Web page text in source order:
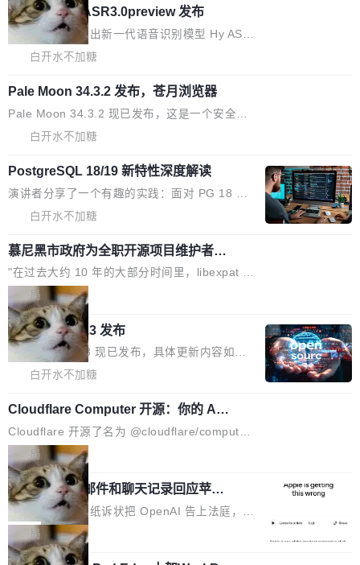
理解大规模代码仓时面临显著"代码仓理解"瓶
颈。 代码仓深度理解服务（以下简称" CodeBas
e深度理解服务"）是华为云码道（CodeA...
数据。2024年9月3日下午4点，他使用此前登录
的账号密码进入A集群，输入了一条被程序员圈
称为"删库跑路"的命令——最高管理员权限、无
发现异常并中止进程时，89TB数据已经没了。
删掉的是AI游戏部门的全部开发文件，包括公司
oE 架构的大模型，好用到让人上瘾，但 GPU 显
存永远不够用。 Cloudflare 的 Workers AI 团队
一直在跑这些模型的推理。他们在官方博客上发
PU 上跑得更省、更快的技术手段——KV cache
量化、模型权重压缩、以及共享 KV cache 的完
存 KV cache 是推理时最吃显...
腾讯混元 Hy ASR3.0preview 发布
腾讯混元正式推出新一代语音识别模型 Hy ASR
3.0preview。基于最新一代大语言模型 Hy3 的
度语义理解能力，实现了语音识别能力的全面升
级。 根据介绍，Hy ASR3.0preview 目标在于：
让语音识别不再只是听清，而是真正听懂。通过
到你。从“逐字转写、单点优化”演进为“理解语
境、兼容场景、一键直出”。 Hy ASR 3.0 previe
源评测集中，Hy ASR 3.0 preview 在多语种的
WER（...
白开水不加糖
Pale Moon 34.3.2 发布，苍月浏览器
Pale Moon 34.3.2 现已发布，这是一个安全更
新和少量网页兼容性修复版本。 Changes/fixe
函数添加了多项边界检查，以避免潜在的越界访
问、下溢和溢出。（DiD） 修复了加载和解析内
容提供的字体时出现的几个问题 为避免音频加
对音频采样频率设定了下限 采样率低于 8kHz
（通常被认为是 "telephone"/"walkie-talkie" 音
质的最低采样率）的音频格式将被拒绝 修复了 C
SS 圆角虚线样式中可能存在的问题 如果表单中
的图像元素不在同一个子树中，则它们将不再关
联 加...
白开水不加糖
PostgreSQL 18/19 新特性深度解读
演讲者分享了一个有趣的实践：面对 PG 18 已
发布的 Release Notes，他利用 AI 工具（如 Co
让模型总结出三十余条潜在特性，再逐条要求生
成详细解释和代码校验，最终筛选出对用户体感
最强的若干项。对于尚未正式发版的 PG 19，则
通过拉取过去一年内（从 PG 18 Beta1 时间点
至今）的所有 commit，同样交由 AI 分析提炼。
经过人工复核，准确度令人满意。这一方法也为
社区爱好者提供了高效跟踪新版本的思路。
白开水不加糖
慕尼黑市政府为全职开源项目维护者提
供资助
"在过去大约 10 年的大部分时间里，libexpat 的
维护工作一直与我的日常工作、家务、社交生活
和休闲娱乐竞争时间。" 这是 libexpat 维护者 S
ebastian Pipping 写在博客里的话。8 月 4 日，
他宣布了一个新消息：从 2026 年 8 月 1 日起，
他可以全职维护 libexpat 了，最长 6 个月。发
编写的流式 XML 解析器，MIT 许可证。和 libx
ml2 一样，它是世界上使用最广泛的 XML 解析
库之一。你的操作系统、浏览器、无数的基础设
施软件，很可能都在用它。而过去十年，维护它
的人一直在用业余...
局
Firefox 153.0.3 发布
Firefox 153.0.3 现已发布，具体更新内容如
下： New Smart Window 包含多项增强功能：
户查找历史记录和切换到已打开的标签页。（<a
href="https://bugzilla.mozilla.org/show_bug.c
gi?id=2019042">Bug&nbsp;2019042</a>）</l
i> <li>现在，助手可以直接使用 Exa 的网络搜索
结果回答问题，而无需将问题转交给搜索引擎。
（<a href="https://bugzilla.mozilla.org/show_
bug.cgi?id=204...
白开水不加糖
Cloudflare Computer 开源：你的 Age
nt 需要一台电脑，而不是一个容器
Cloudflare 开源了名为 @cloudflare/computer
的 npm 包。项目的核心论点是：容器不适合 Ag
ent 计算。真正适合的，是 Isolate。 Cloudflare
工程师在这件事上没什么可谦虚的——他们用 W
orkers 跑了十年 Isolate。用 CEO Matthew Pri
nce 的话说：「我们一生都在用 Isolate 运行代
码，而 AI Agent 不需要容器，它们需要的是 Iso
局
OpenAI 公开邮件和聊天记录回应苹果
诉讼，称“Apple is getting this wron
g”
上个月，苹果一纸诉状把 OpenAI 告上法庭，指
控其挖角苹果前员工并窃取商业秘密。苹果的诉
状把 OpenAI 描述成一个系统性地从前东家挖
局